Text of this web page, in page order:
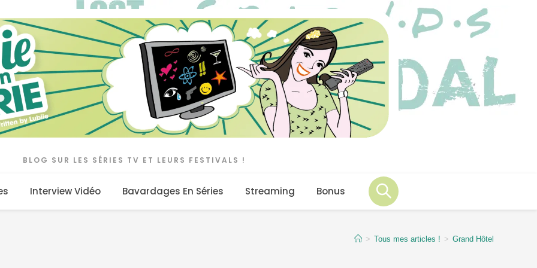
BLOG SUR LES SÉRIES TV ET LEURS FESTIVALS !
Interview Vidéo Bavardages En Séries Streaming Bonus
> Tous mes articles ! > Grand Hôtel